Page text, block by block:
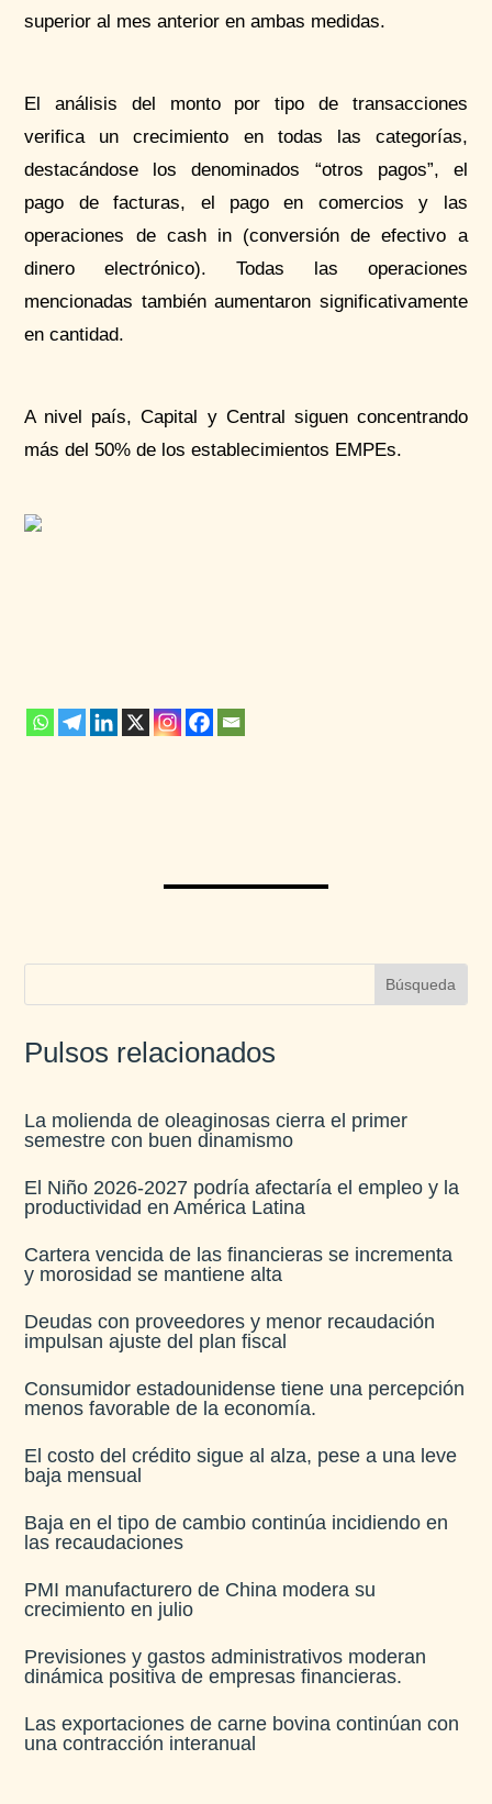
superior al mes anterior en ambas medidas.
El análisis del monto por tipo de transacciones
verifica un crecimiento en todas las categorías,
destacándose los denominados “otros pagos”, el
pago de facturas, el pago en comercios y las
operaciones de cash in (conversión de efectivo a
dinero electrónico). Todas las operaciones
mencionadas también aumentaron significativamente
en cantidad.
A nivel país, Capital y Central siguen concentrando
más del 50% de los establecimientos EMPEs.
Pulsos relacionados
La molienda de oleaginosas cierra el primer
semestre con buen dinamismo​
El Niño 2026-2027 podría afectaría el empleo y la
productividad en América Latina​
Cartera vencida de las financieras se incrementa
y morosidad se mantiene alta​
Deudas con proveedores y menor recaudación
impulsan ajuste del plan fiscal​
Consumidor estadounidense tiene una percepción
menos favorable de la economía​.
El costo del crédito sigue al alza, pese a una leve
baja mensual​
Baja en el tipo de cambio continúa incidiendo en
las recaudaciones​
PMI manufacturero de China modera su
crecimiento en julio​
Previsiones y gastos administrativos moderan
dinámica positiva de empresas financieras​.
Las exportaciones de carne bovina continúan con
una contracción interanual